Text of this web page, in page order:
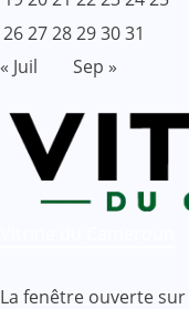
262728293031
« Juil
Sep »
La fenêtre ouverte